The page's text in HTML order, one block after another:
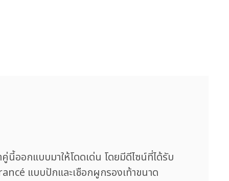
ออกแบบมาให้โดดเด่น โดยมีดีไซน์ที่ได้รับ
แบบปักและเชือกผูกรองเท้าขนาด